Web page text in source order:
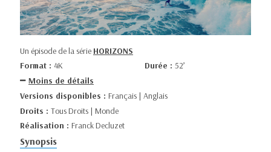
Un épisode de la série HORIZONS
Format : 4K Durée : 52’
Moins de détails
Versions disponibles : Français | Anglais
Droits : Tous Droits | Monde
Réalisation : Franck Decluzet
Synopsis